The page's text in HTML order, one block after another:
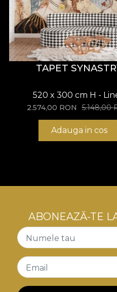
TAPET
520 x 300 cm H -
2.574,00 RON 5.148,00
Adauga in cos
ABONEAZĂ-TE
Numele tau
Email